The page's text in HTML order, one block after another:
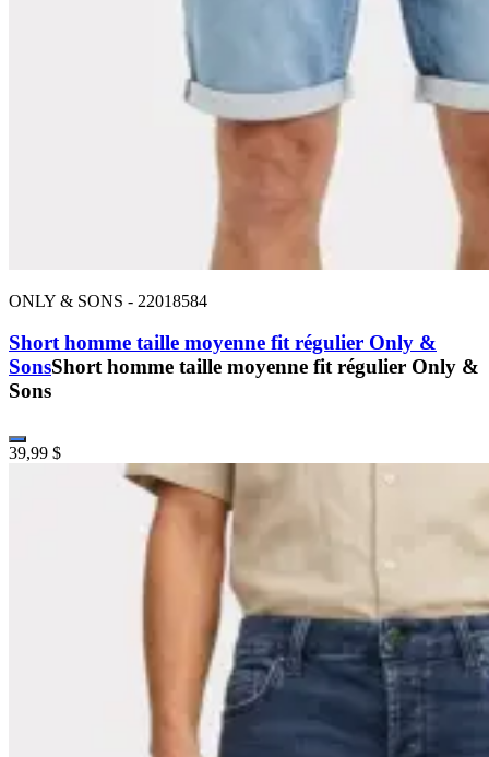
ONLY & SONS - 22018584
Short homme taille moyenne fit régulier Only &
SonsShort homme taille moyenne fit régulier Only &
Sons
39,99 $